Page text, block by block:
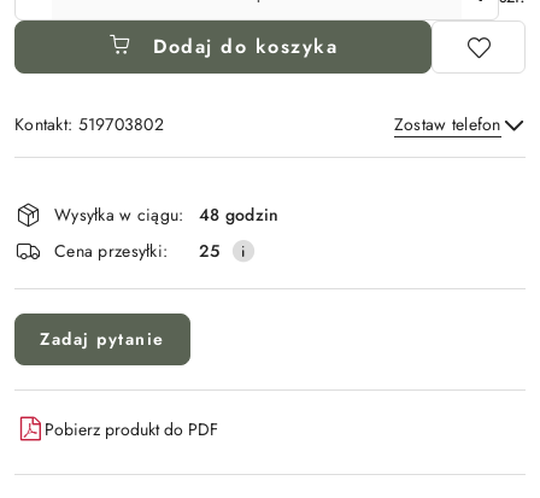
Dodaj do koszyka
Kontakt: 519703802 Zostaw telefon
i
dostawa
Wysyłka w ciągu:
48 godzin
Cena przesyłki:
25
Zadaj pytanie
Pobierz produkt do PDF